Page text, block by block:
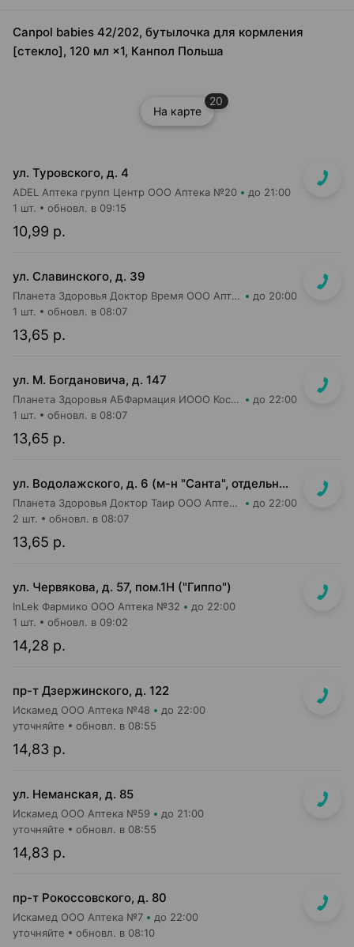
Canpol babies 42/202, бутылочка для кормления
[стекло], 120 мл ×1, Канпол Польша
На карте
20
ул. Туровского, д. 4
ADEL Аптека групп Центр ООО Аптека №20 до 21:00
10,99 р.
1 шт. обновл. в 09:15
ул. Славинского, д. 39
Планета Здоровья Доктор Время ООО Аптека №1 до 20:00
13,65 р.
1 шт. обновл. в 08:07
ул. М. Богдановича, д. 147
Планета Здоровья АБФармация ИООО Косметический магазин №4 до 22:00
13,65 р.
1 шт. обновл. в 08:07
ул. Водолажского, д. 6 (м-н "Санта", отдельный вход с улицы)
Планета Здоровья Доктор Таир ООО Аптека №17 до 22:00
13,65 р.
2 шт. обновл. в 08:07
ул. Червякова, д. 57, пом.1Н ("Гиппо")
InLek Фармико ООО Аптека №32 до 22:00
14,28 р.
1 шт. обновл. в 09:02
пр-т Дзержинского, д. 122
Искамед ООО Аптека №48 до 22:00
14,83 р.
уточняйте обновл. в 08:55
ул. Неманская, д. 85
Искамед ООО Аптека №59 до 21:00
14,83 р.
уточняйте обновл. в 08:55
пр-т Рокоссовского, д. 80
Искамед ООО Аптека №7 до 22:00
уточняйте обновл. в 08:10